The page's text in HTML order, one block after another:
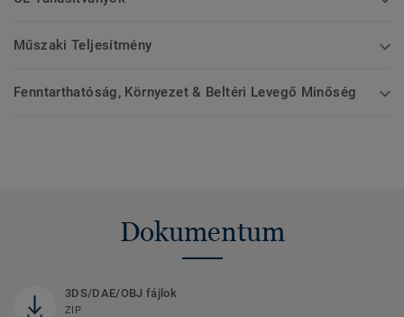
Műszaki Teljesítmény
Fenntarthatóság, Környezet & Beltéri Levegő Minőség
Dokumentum
3DS/DAE/OBJ fájlok
ZIP